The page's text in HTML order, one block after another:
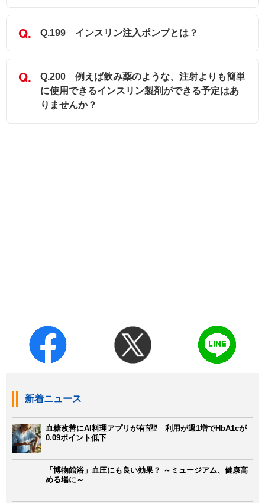
Q.199 インスリン注入ポンプとは？
Q.200 例えば飲み薬のような、注射よりも簡単
に使用できるインスリン製剤ができる予定はあ
りませんか？
新着ニュース
血糖改善にAI料理アプリが有望⁉ 利用が週1増でHbA1cが
0.09ポイント低下
「博物館浴」血圧にも良い効果？ ～ミュージアム、健康高
める場に～